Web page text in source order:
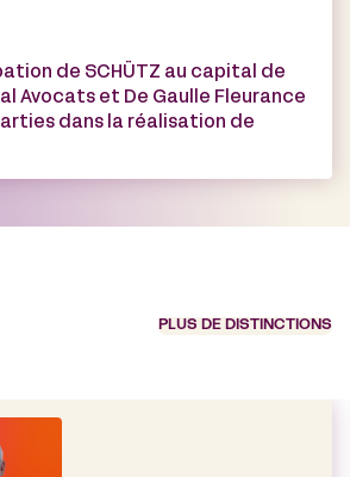
de SCHÜTZ au capital de
Avocats et De Gaulle Fleurance
dans la réalisation de
PLUS DE DISTINCTIONS